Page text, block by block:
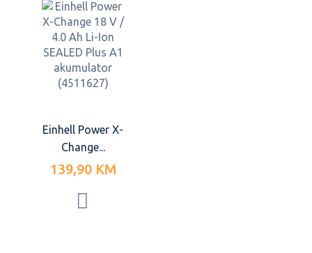
Einhell Power X-
Change...
139,90 KM